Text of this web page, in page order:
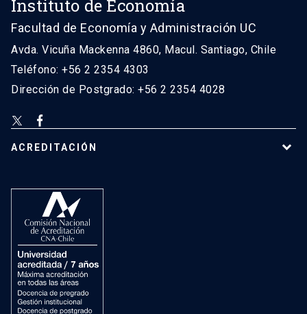
Instituto de Economía
Facultad de Economía y Administración UC
Avda. Vicuña Mackenna 4860, Macul. Santiago, Chile
Teléfono: +56 2 2354 4303
Dirección de Postgrado: +56 2 2354 4028
ACREDITACIÓN